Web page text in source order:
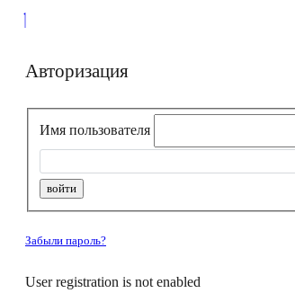
Авторизация
Имя пользователя
Забыли пароль?
User registration is not enabled